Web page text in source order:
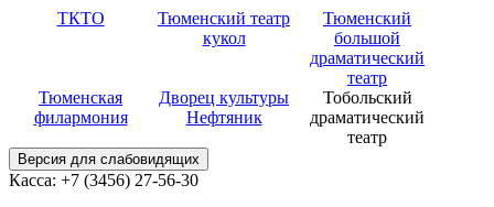
ТКТО
Тюменский театр
кукол
Тюменский
большой
драматический
театр
Тюменская
филармония
Дворец культуры
Нефтяник
Тобольский
драматический
театр
Версия для слабовидящих
Касса: +7 (3456) 27-56-30